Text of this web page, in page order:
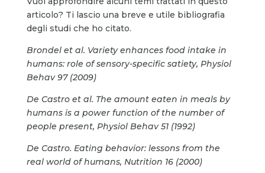
articolo? Ti lascio una breve e utile bibliografia
degli studi che ho citato.
Brondel et al. Variety enhances food intake in
humans: role of sensory-specific satiety, Physiol
Behav 97 (2009)
De Castro et al. The amount eaten in meals by
humans is a power function of the number of
people present, Physiol Behav 51 (1992)
De Castro. Eating behavior: lessons from the
real world of humans, Nutrition 16 (2000)